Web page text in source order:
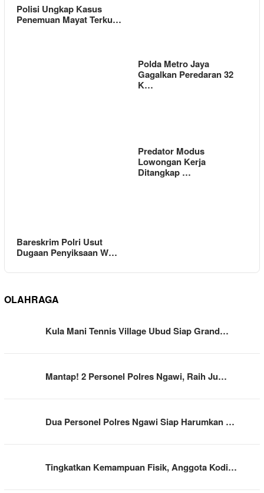
Polisi Ungkap Kasus
Penemuan Mayat Terku…
Polda Metro Jaya
Gagalkan Peredaran 32
K…
Bareskrim Polri Usut
Dugaan Penyiksaan W…
Predator Modus
Lowongan Kerja
Ditangkap …
OLAHRAGA
Kula Mani Tennis Village Ubud Siap Grand…
Mantap! 2 Personel Polres Ngawi, Raih Ju…
Dua Personel Polres Ngawi Siap Harumkan …
Tingkatkan Kemampuan Fisik, Anggota Kodi…